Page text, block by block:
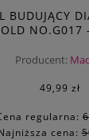
BUDUJĄCY
NO.G017
Producent:
49,99 zł
regularna:
cena: